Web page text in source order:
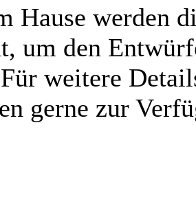
Hause werden
um den
weitere
gerne zur